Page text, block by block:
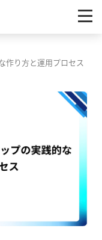
作り方と運用プロセス